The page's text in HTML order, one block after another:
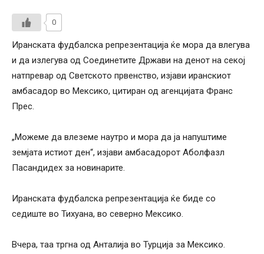
0
Иранската фудбалска репрезентација ќе мора да влегува
и да излегува од Соединетите Држави на денот на секој
натпревар од Светското првенство, изјави иранскиот
амбасадор во Мексико, цитиран од агенцијата Франс
Прес.
„Можеме да влеземе наутро и мора да ја напуштиме
земјата истиот ден“, изјави амбасадорот Аболфазл
Пасандидех за новинарите.
Иранската фудбалска репрезентација ќе биде со
седиште во Тихуана, во северно Мексико.
Вчера, таа тргна од Анталија во Турција за Мексико.